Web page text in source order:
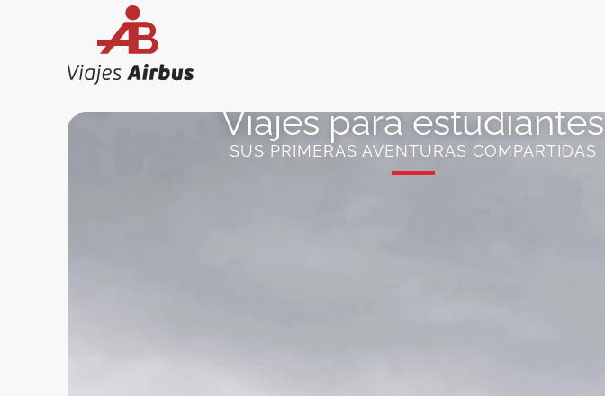
Viajes para estudiantes
SUS PRIMERAS AVENTURAS COMPARTIDAS